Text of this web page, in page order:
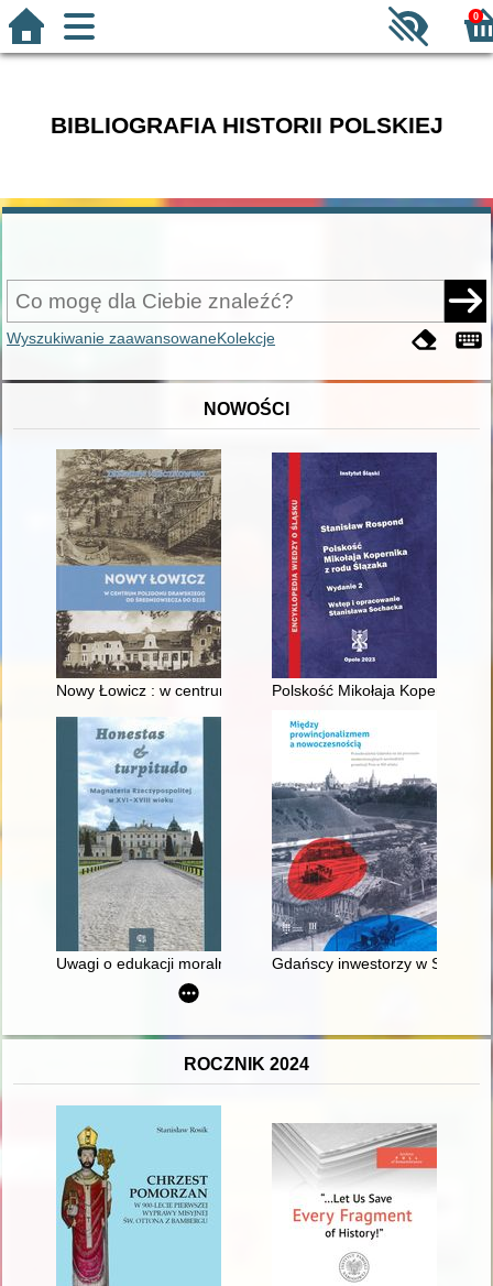
0
BIBLIOGRAFIA HISTORII POLSKIEJ
Wyszukiwanie zaawansowaneKolekcje
NOWOŚCI
Nowy Łowicz : w centrum poligonu drawskiego od
Polskość Mikołaja Kopernika z
Uwagi o edukacji moralnej synów szlacheckich w XVI-
Gdańscy inwestorzy w
ROCZNIK 2024